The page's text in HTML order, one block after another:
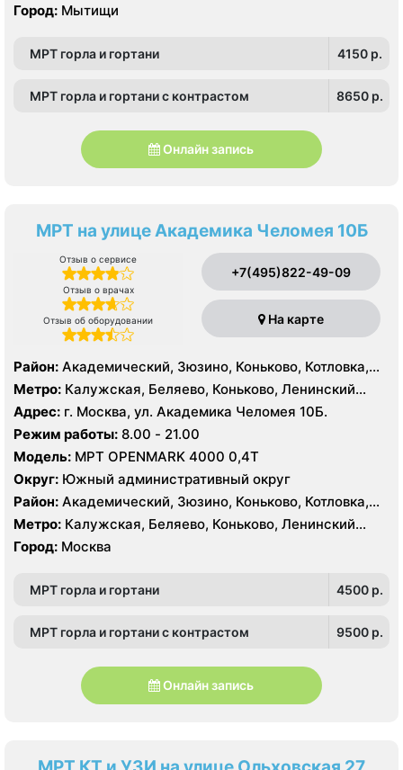
Город: Мытищи
МРТ горла и гортани 4150 p.
МРТ горла и гортани с контрастом 8650 p.
Онлайн запись
МРТ на улице Академика Челомея 10Б
Отзыв о сервисе
Отзыв о врачах
Отзыв об оборудовании
+7(495)822-49-09
На карте
Район: Академический, Зюзино, Коньково, Котловка,
Ломоносовский, Обручевский, Черёмушки, Проспект
Вернадского, Тропарёво-Никулино
Метро: Калужская, Беляево, Коньково, Ленинский
проспект, Новые Черемушки, Проспект Вернадского,
Профсоюзная, Севастопольская, Тропарево,
Университет, Юго-Западная
Адрес: г. Москва, ул. Академика Челомея 10Б.
Режим работы: 8.00 - 21.00
Модель: МРТ OPENMARK 4000 0,4Т
Округ: Южный административный округ
Район: Академический, Зюзино, Коньково, Котловка,
Ломоносовский, Обручевский, Черёмушки, Проспект
Вернадского, Тропарёво-Никулино
Метро: Калужская, Беляево, Коньково, Ленинский
проспект, Новые Черемушки, Проспект Вернадского,
Профсоюзная, Севастопольская, Тропарево,
Город: Москва
МРТ горла и гортани 4500 p.
МРТ горла и гортани с контрастом 9500 p.
Онлайн запись